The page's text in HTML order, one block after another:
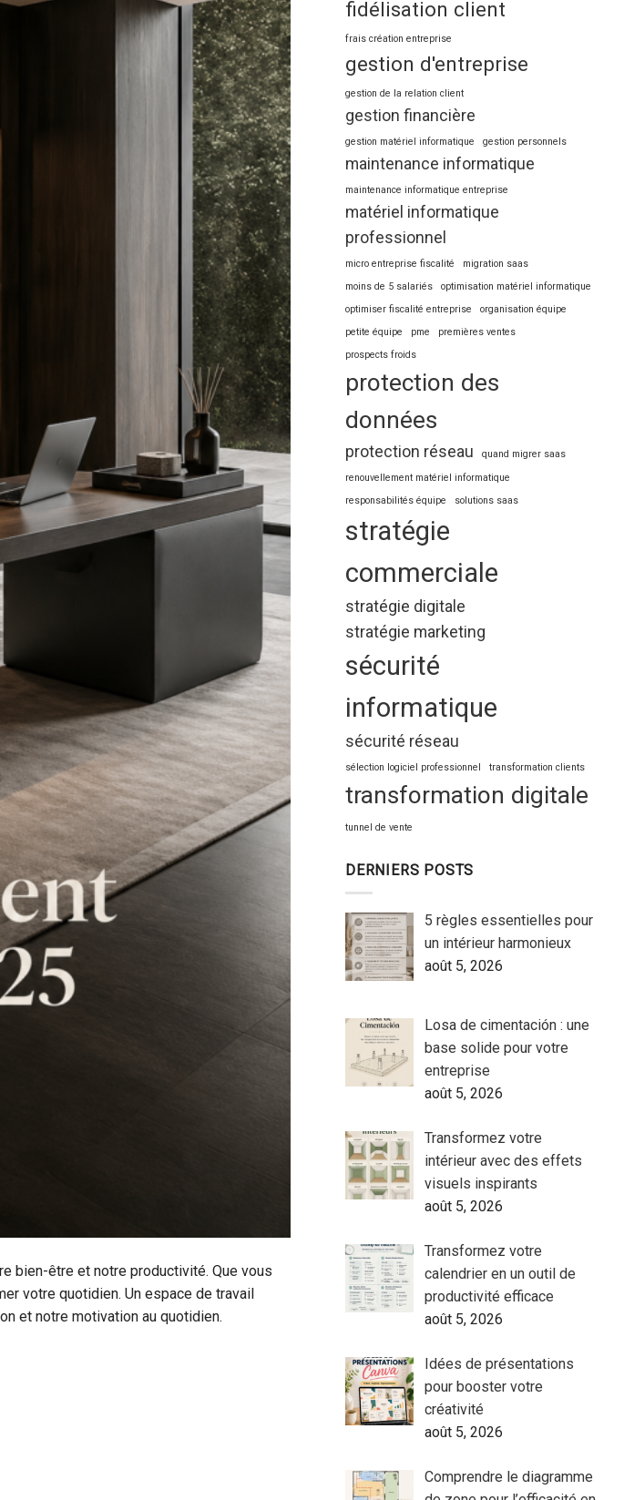
bien-être et notre productivité. Que vous
votre quotidien. Un espace de travail
et notre motivation au quotidien.
fidélisation client
frais création entreprise
gestion d'entreprise
gestion de la relation client
gestion financière
gestion matériel informatique gestion personnels
maintenance informatique
maintenance informatique entreprise
matériel informatique
professionnel
micro entreprise fiscalité
migration saas
moins de 5 salariés
optimisation matériel informatique
optimiser fiscalité entreprise
organisation équipe
petite équipe
pme
premières ventes
prospects froids
protection des
données
protection réseau
quand migrer saas
renouvellement matériel informatique
responsabilités équipe
solutions saas
stratégie
commerciale
stratégie digitale
stratégie marketing
sécurité
informatique
sécurité réseau
sélection logiciel professionnel transformation clients
transformation digitale
tunnel de vente
DERNIERS POSTS
5 règles essentielles pour
un intérieur harmonieux
août 5, 2026
Losa de cimentación : une
base solide pour votre
entreprise
août 5, 2026
Transformez votre
intérieur avec des effets
visuels inspirants
août 5, 2026
Transformez votre
calendrier en un outil de
productivité efficace
août 5, 2026
Idées de présentations
pour booster votre
créativité
août 5, 2026
Comprendre le diagramme